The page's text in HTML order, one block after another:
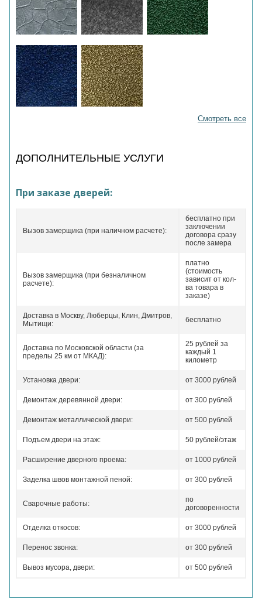
Смотреть все
ДОПОЛНИТЕЛЬНЫЕ УСЛУГИ
При заказе дверей:
Вызов замерщика (при наличном расчете):
бесплатно при
заключении
договора сразу
после замера
Вызов замерщика (при безналичном
расчете):
платно
(стоимость
зависит от кол-
ва товара в
заказе)
Доставка в Москву, Люберцы, Клин, Дмитров,
Мытищи:
бесплатно
Доставка по Московской области (за
пределы 25 км от МКАД):
25 рублей за
каждый 1
километр
Установка двери: от 3000 рублей
Демонтаж деревянной двери: от 300 рублей
Демонтаж металлической двери: от 500 рублей
Подъем двери на этаж: 50 рублей/этаж
Расширение дверного проема: от 1000 рублей
Заделка швов монтажной пеной: от 300 рублей
Сварочные работы:
по
договоренности
Отделка откосов: от 3000 рублей
Перенос звонка: от 300 рублей
Вывоз мусора, двери: от 500 рублей